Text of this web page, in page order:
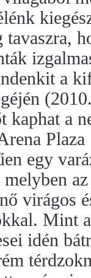
a
kaphat a
Plaza
egy
virágos
Mint
idén